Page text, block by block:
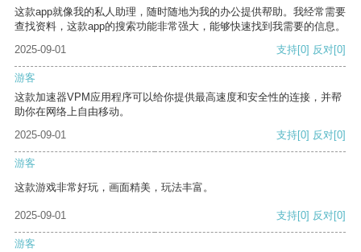
这款app就像我的私人助理，随时随地为我的办公提供帮助。我经常需要
查找资料，这款app的搜索功能非常强大，能够快速找到我需要的信息。
2025-09-01
支持[0] 反对[0]
游客
这款加速器VPM应用程序可以给你提供最高速度和安全性的连接，并帮
助你在网络上自由移动。
2025-09-01
支持[0] 反对[0]
游客
这款游戏非常好玩，画面精美，玩法丰富。
2025-09-01 支持[0] 反对[0]
游客